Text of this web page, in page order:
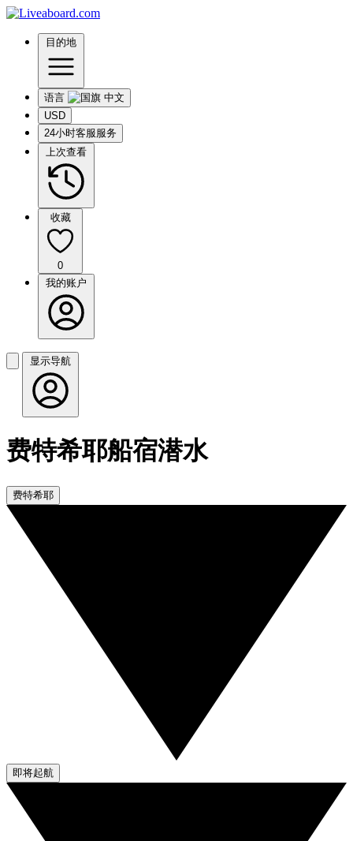
目的地
语言
USD
24小时客服服务
上次查看
收藏
0
我的账户
显示导航
费特希耶船宿潜水
费特希耶
即将起航